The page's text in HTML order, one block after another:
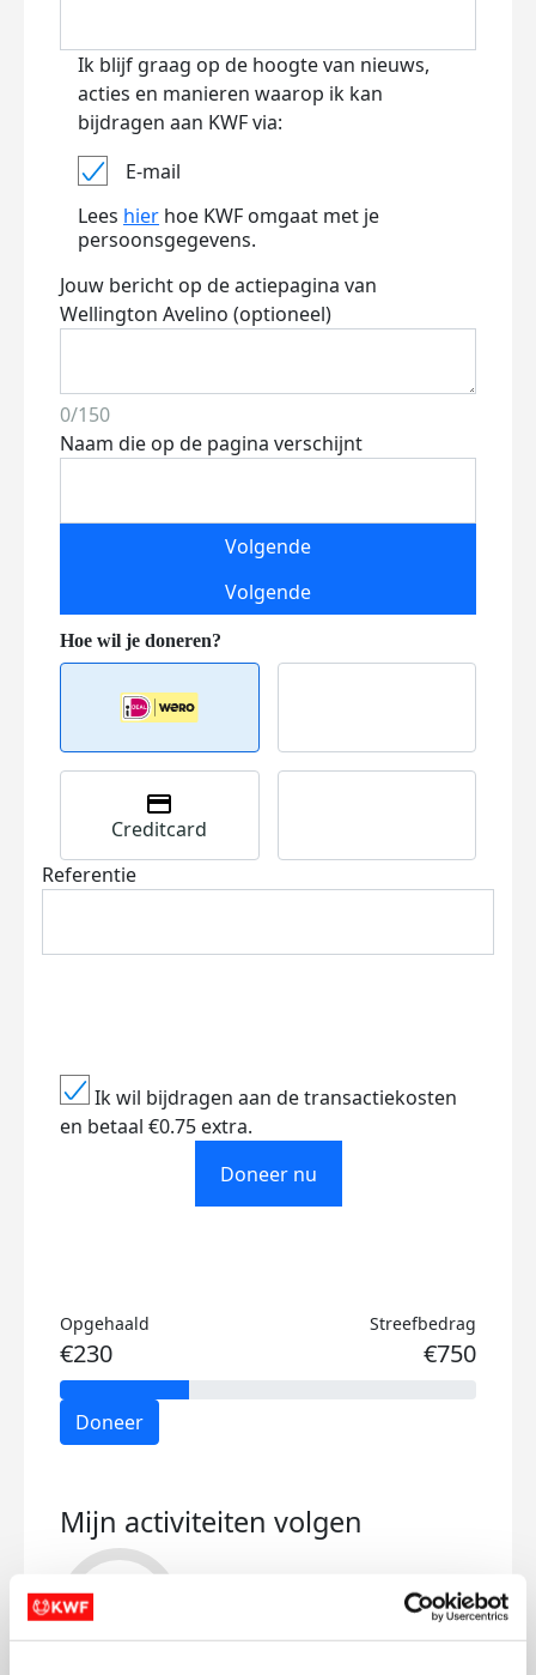
Ik blijf graag op de hoogte van nieuws,
acties en manieren waarop ik kan
bijdragen aan KWF via:
E-mail
Lees hier hoe KWF omgaat met je
persoonsgegevens.
Jouw bericht op de actiepagina van
Wellington Avelino (optioneel)
0/150
Naam die op de pagina verschijnt
Volgende
Volgende
Creditcard
Referentie
Ik wil bijdragen aan de transactiekosten
en betaal €0.75 extra.
Doneer nu
Opgehaald
€230
Streefbedrag
€750
Doneer
Mijn activiteiten volgen